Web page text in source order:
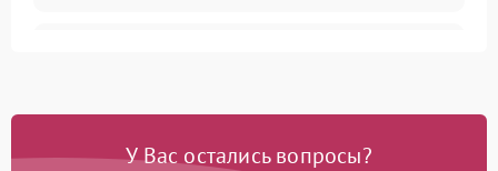
Сеть и подключенияУ Вас остались вопросы?